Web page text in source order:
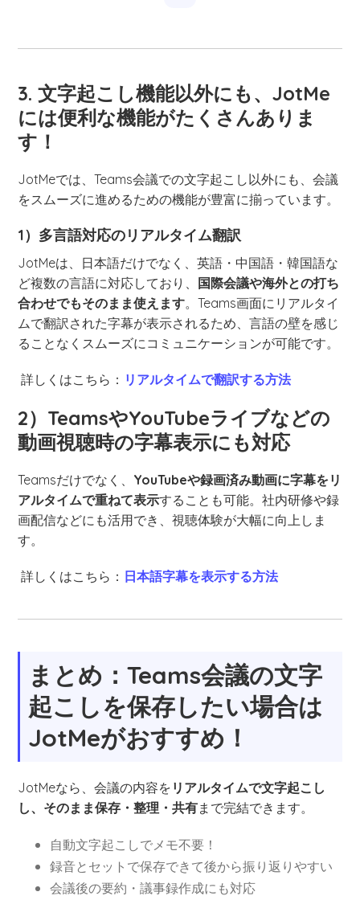
3. 文字起こし機能以外にも、JotMe
には便利な機能がたくさんありま
す！
JotMeでは、Teams会議での文字起こし以外にも、会議
をスムーズに進めるための機能が豊富に揃っています。
1）多言語対応のリアルタイム翻訳
JotMeは、日本語だけでなく、英語・中国語・韓国語な
ど複数の言語に対応しており、
国際会議や海外との打ち
合わせでもそのまま使えます。Teams画面にリアルタイ
ムで翻訳された字幕が表示されるため、言語の壁を感じ
ることなくスムーズにコミュニケーションが可能です。
詳しくはこちら： リアルタイムで翻訳する方法
2）TeamsやYouTubeライブなどの
動画視聴時の字幕表示にも対応
Teamsだけでなく、 YouTubeや録画済み動画に字幕をリ
アルタイムで重ねて表示することも可能。社内研修や録
画配信などにも活用でき、視聴体験が大幅に向上しま
す。
詳しくはこちら： 日本語字幕を表示する方法
まとめ：Teams会議の文字
起こしを保存したい場合は
JotMeがおすすめ！
JotMeなら、会議の内容を リアルタイムで文字起こし
し、そのまま保存・整理・共有まで完結できます。
自動文字起こしでメモ不要！
録音とセットで保存できて後から振り返りやすい
会議後の要約・議事録作成にも対応